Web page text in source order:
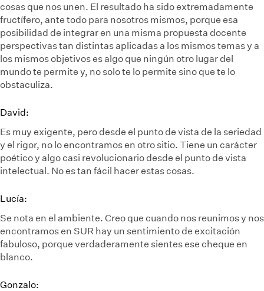
cosas que nos unen. El resultado ha sido extremadamente
fructífero, ante todo para nosotros mismos, porque esa
posibilidad de integrar en una misma propuesta docente
perspectivas tan distintas aplicadas a los mismos temas y a
los mismos objetivos es algo que ningún otro lugar del
mundo te permite y, no solo te lo permite sino que te lo
obstaculiza.
David:
Es muy exigente, pero desde el punto de vista de la seriedad
y el rigor, no lo encontramos en otro sitio. Tiene un carácter
poético y algo casi revolucionario desde el punto de vista
intelectual. No es tan fácil hacer estas cosas.
Lucía:
Se nota en el ambiente. Creo que cuando nos reunimos y nos
encontramos en SUR hay un sentimiento de excitación
fabuloso, porque verdaderamente sientes ese cheque en
blanco.
Gonzalo: